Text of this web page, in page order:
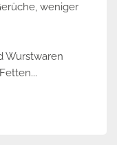
weniger
Wurstwaren